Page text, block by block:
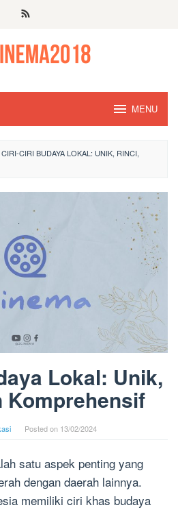
MENU
CIRI-CIRI BUDAYA LOKAL: UNIK, RINCI,
Lokal: Unik,
Komprehensif
Posted on 13/02/2024
satu aspek penting yang
dengan daerah lainnya.
memiliki ciri khas budaya